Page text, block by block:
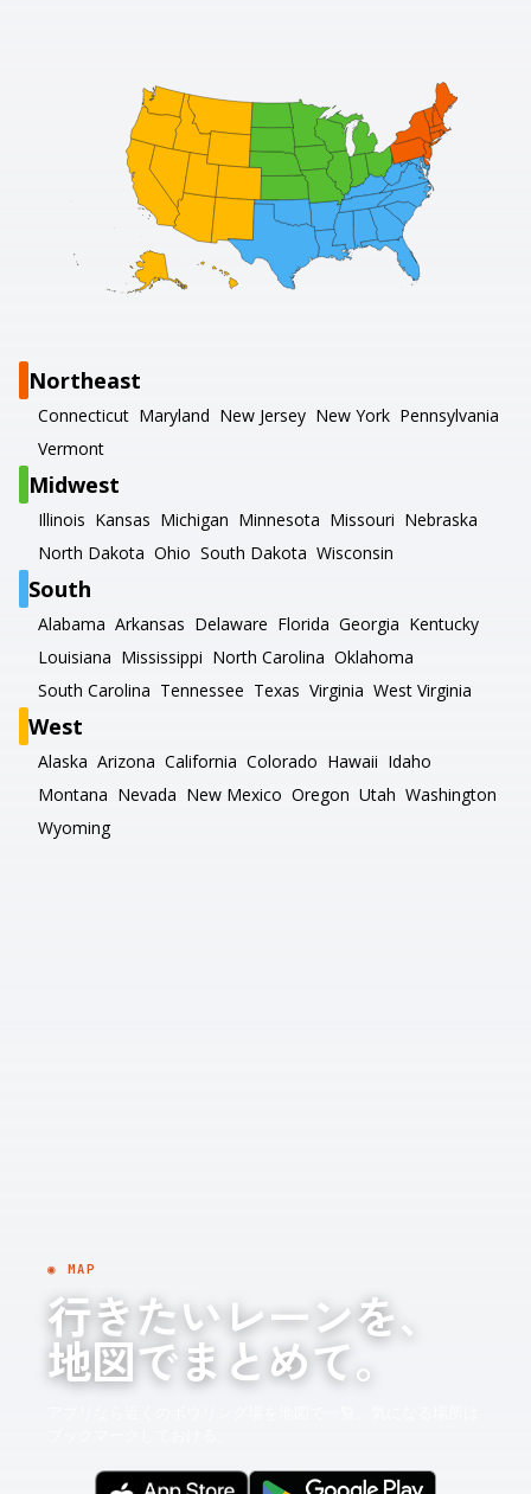
Northeast
Connecticut Maryland New Jersey New York Pennsylvania
Vermont
Midwest
Illinois Kansas Michigan Minnesota Missouri Nebraska
North Dakota Ohio South Dakota Wisconsin
South
Alabama Arkansas Delaware Florida Georgia Kentucky
Louisiana Mississippi North Carolina Oklahoma
South Carolina Tennessee Texas Virginia West Virginia
West
Alaska Arizona California Colorado Hawaii Idaho
Montana Nevada New Mexico Oregon Utah Washington
Wyoming
◉ MAP
行きたいレーンを、
地図でまとめて。